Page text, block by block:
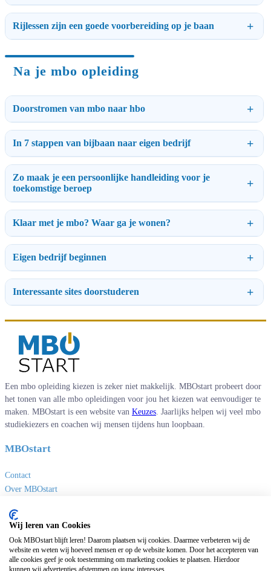
Rijlessen zijn een goede voorbereiding op je baan
Na je mbo opleiding
Doorstromen van mbo naar hbo
In 7 stappen van bijbaan naar eigen bedrijf
Zo maak je een persoonlijke handleiding voor je
toekomstige beroep
Klaar met je mbo? Waar ga je wonen?
Eigen bedrijf beginnen
Interessante sites doorstuderen
Een mbo opleiding kiezen is zeker niet makkelijk. MBOstart probeert door
het tonen van alle mbo opleidingen voor jou het kiezen wat eenvoudiger te
maken. MBOstart is een website van Keuzes . Jaarlijks helpen wij veel mbo
studiekiezers en coachen wij mensen tijdens hun loopbaan.
MBOstart
Contact
Over MBOstart
Disclaimer en privacy
MBO links
Sites van Keuzes
Wij leren van Cookies
Ook MBOstart blijft leren! Daarom plaatsen wij cookies. Daarmee verbeteren wij de
website en weten wij hoeveel mensen er op de website komen. Door het accepteren van
alle cookies geef je ook toestemming om marketing cookies te plaatsen. Hierdoor
kunnen wij advertenties afstemmen op jouw interesses.